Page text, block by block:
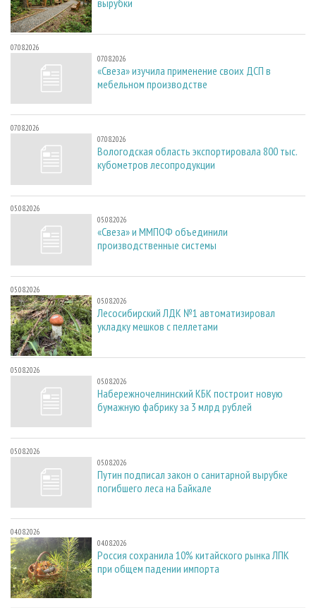
вырубки
07.08.2026
07.08.2026
«Свеза» изучила применение своих ДСП в
мебельном производстве
07.08.2026
07.08.2026
Вологодская область экспортировала 800 тыс.
кубометров лесопродукции
05.08.2026
05.08.2026
«Свеза» и ММПОФ объединили
производственные системы
05.08.2026
05.08.2026
Лесосибирский ЛДК №1 автоматизировал
укладку мешков с пеллетами
05.08.2026
05.08.2026
Набережночелнинский КБК построит новую
бумажную фабрику за 3 млрд рублей
05.08.2026
05.08.2026
Путин подписал закон о санитарной вырубке
погибшего леса на Байкале
04.08.2026
04.08.2026
Россия сохранила 10% китайского рынка ЛПК
при общем падении импорта